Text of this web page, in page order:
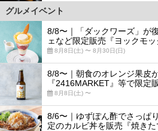
グルメイベント
8/8〜｜「ダックワーズ」が
ェなど限定販売『ヨックモッ
8月8日(土) 〜 8月30日(日)
8/8〜｜朝食のオレンジ果皮
『2416MARKET』等で限定
8月8日(土) 〜
8/6〜｜ゆずぽん酢でさっぱ
定のカルビ丼を販売『焼きた